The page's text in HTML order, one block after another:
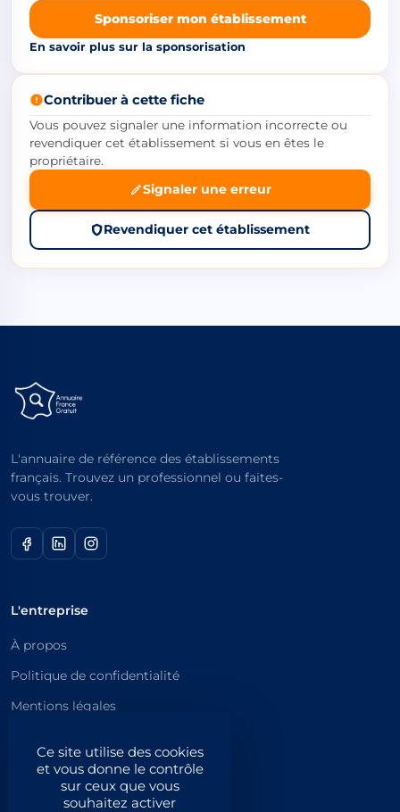
Ce site utilise des cookies
et vous donne le contrôle
sur ceux que vous
souhaitez activer
Sponsoriser mon établissement
En savoir plus sur la sponsorisation
Contribuer à cette fiche
Vous pouvez signaler une information incorrecte ou
revendiquer cet établissement si vous en êtes le
propriétaire.
Signaler une erreur
Revendiquer cet établissement
L'annuaire de référence des établissements
français. Trouvez un professionnel ou faites-
vous trouver.
L'entreprise
À propos
Politique de confidentialité
Mentions légales
Catégories principales
Catégories